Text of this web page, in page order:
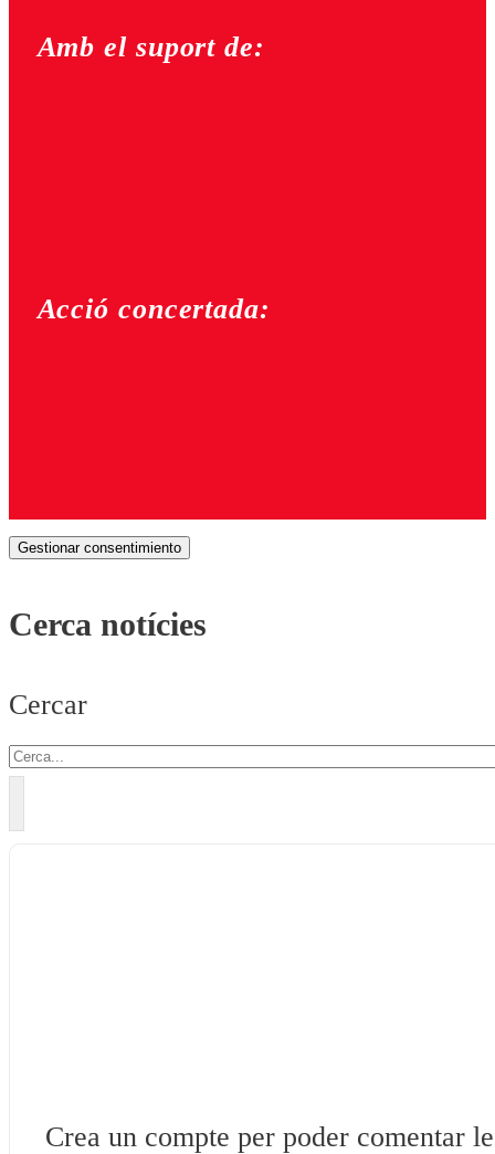
Amb el suport de:
Acció concertada:
Gestionar consentimiento
Cerca notícies
Cercar
Crea un compte per poder comentar